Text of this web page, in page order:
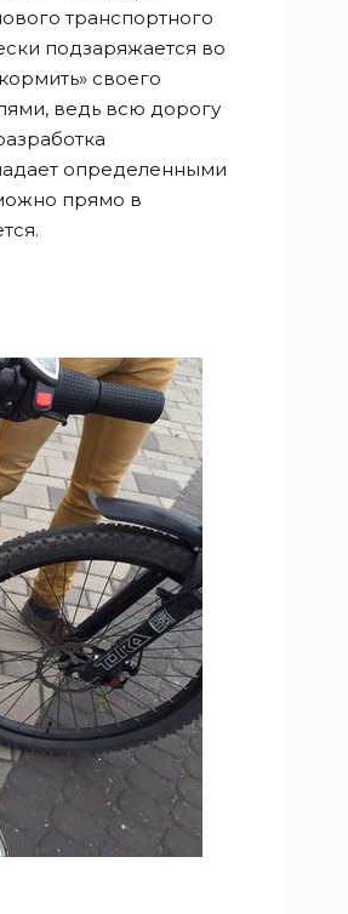
транспортного
подзаряжается во
своего
ведь всю дорогу
определенными
прямо в